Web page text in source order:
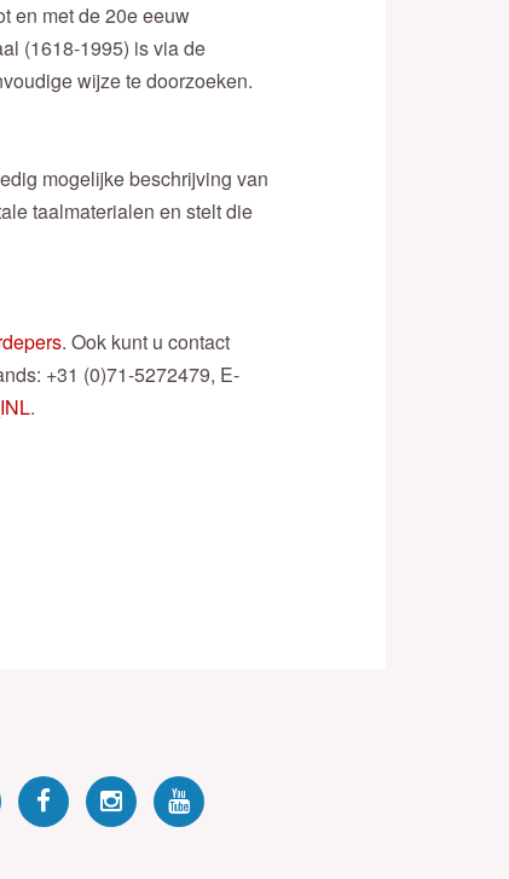
en met de 20e eeuw
(1618-1995) is via de
wijze te doorzoeken.
mogelijke beschrijving van
taalmaterialen en stelt die
. Ook kunt u contact
+31 (0)71-5272479, E-
.